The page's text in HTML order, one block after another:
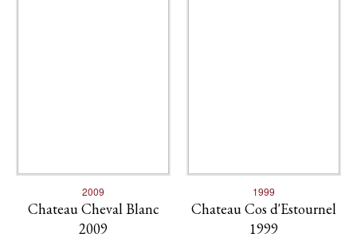
2009
Chateau Cheval Blanc
2009
1999
Chateau Cos d'Estournel
1999